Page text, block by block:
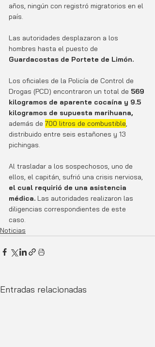
años, ningún con registró migratorios en el
país.
Las autoridades desplazaron a los
hombres hasta el puesto de
Guardacostas de Portete de Limón.
Los oficiales de la Policía de Control de
Drogas (PCD) encontraron un total de 569
kilogramos de aparente cocaína y 9.5
kilogramos de supuesta marihuana,
además de 700 litros de combustible,
distribuido entre seis estañones y 13
pichingas.
Al trasladar a los sospechosos, uno de
ellos, el capitán, sufrió una crisis nerviosa,
el cual requirió de una asistencia
médica. Las autoridades realizaron las
diligencias correspondientes de este
caso.
Noticias
Entradas relacionadas